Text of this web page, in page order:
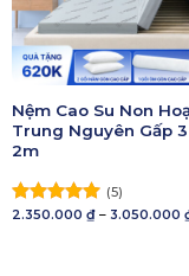
Nệm Cao Su Non
Trung Nguyên Gấp 3
2m
Được xếp
(5)
2.350.000 ₫ – 3.050.000